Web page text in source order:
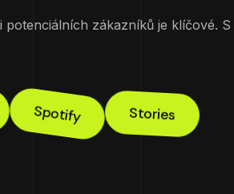
zákazníků je klíčové.
Spotify Stories